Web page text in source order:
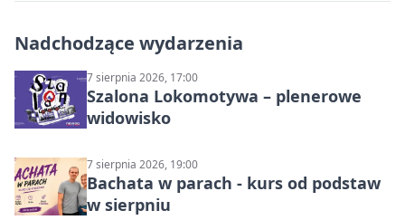
Nadchodzące wydarzenia
7 sierpnia 2026, 17:00
Szalona Lokomotywa – plenerowe
widowisko
7 sierpnia 2026, 19:00
Bachata w parach - kurs od podstaw
w sierpniu